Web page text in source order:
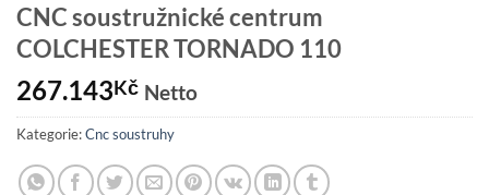
CNC soustružnické centrum
COLCHESTER TORNADO 110
267.143Kč Netto
Kategorie:Cnc soustruhy